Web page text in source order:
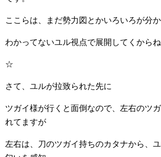
ここらは、まだ勢力図とかいろいろが分
わかってないユル視点で展開してくからね
☆
さて、ユルが拉致られた先に
ツガイ様が行くと面倒なので、左右のツ
れてますが
左右は、刀のツガイ持ちのカタナから、